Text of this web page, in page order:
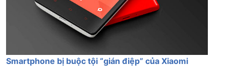
Smartphone bị buộc tội “gián điệp” của Xiaomi